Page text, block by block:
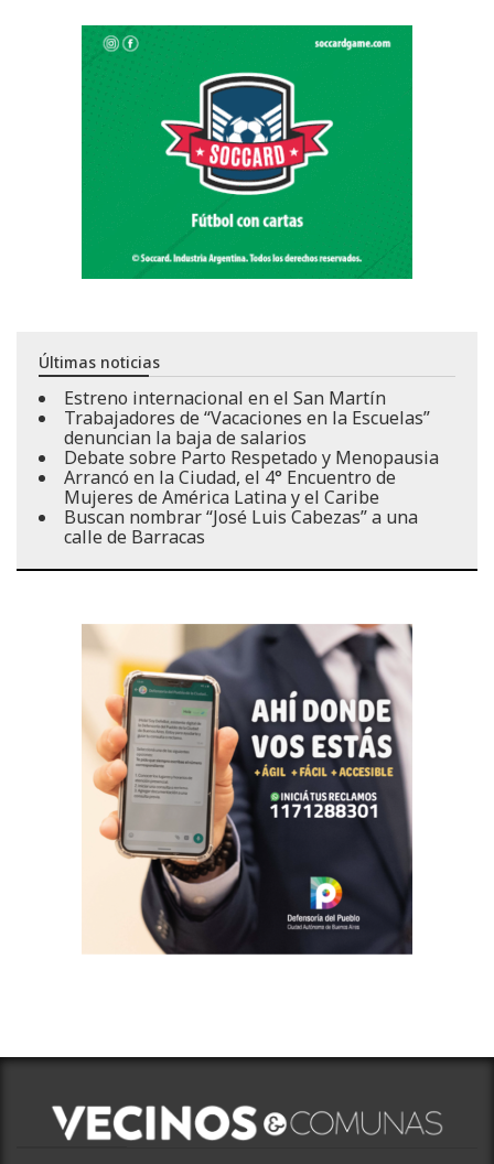
Últimas noticias
Estreno internacional en el San Martín
Trabajadores de “Vacaciones en la Escuelas”
denuncian la baja de salarios
Debate sobre Parto Respetado y Menopausia
Arrancó en la Ciudad, el 4° Encuentro de
Mujeres de América Latina y el Caribe
Buscan nombrar “José Luis Cabezas” a una
calle de Barracas